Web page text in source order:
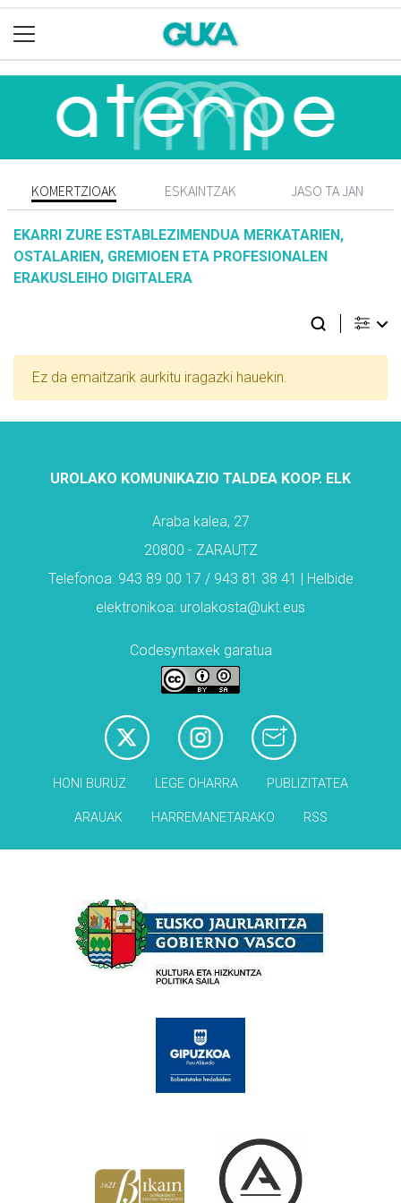
KOMERTZIOAK ESKAINTZAK JASO TA JAN
EKARRI ZURE ESTABLEZIMENDUA MERKATARIEN,
OSTALARIEN, GREMIOEN ETA PROFESIONALEN
ERAKUSLEIHO DIGITALERA
Ez da emaitzarik aurkitu iragazki hauekin.
UROLAKO KOMUNIKAZIO TALDEA KOOP. ELK
Araba kalea, 27
20800 - ZARAUTZ
Telefonoa: 943 89 00 17 / 943 81 38 41 | Helbide
elektronikoa: urolakosta@ukt.eus
Codesyntaxek garatua
HONI BURUZ LEGE OHARRA PUBLIZITATEA
ARAUAK HARREMANETARAKO RSS